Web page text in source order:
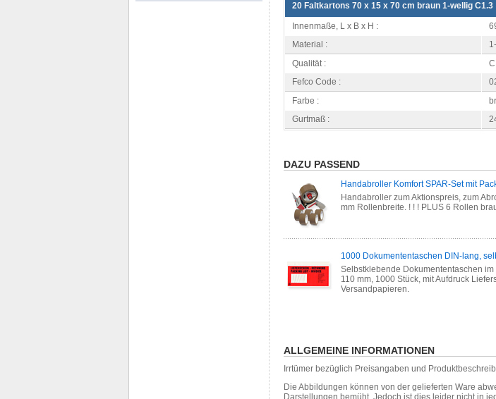
20 Faltkartons 70 x 15 x 70 cm braun 1-wellig C1.3
Innenmaße, L x B x H :
Material :
Qualität :
Fefco Code :
Farbe :
Gurtmaß :
DAZU PASSEND
Handabroller Komfort SPAR-Set mit
Handabroller zum Aktionspreis, zum
mm Rollenbreite. ! ! ! PLUS 6 Rollen
1000 Dokumententaschen DIN-lang,
Selbstklebende Dokumententaschen
110 mm, 1000 Stück, mit Aufdruck
Versandpapieren.
ALLGEMEINE INFORMATIONEN
Irrtümer bezüglich Preisangaben und
Die Abbildungen können von der gelieferten Ware
Darstellungen bemüht. Jedoch ist dies leider nicht in